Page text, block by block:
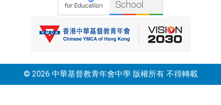
© 2026 中華基督教青年會中學 版權所有 不得轉載